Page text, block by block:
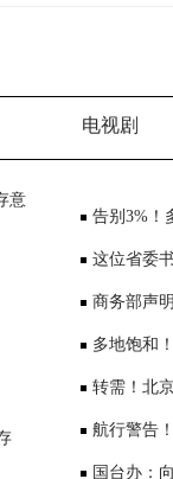
电视剧
告别3%！
将少3000元
这位省委
部、10位女
商务部声
大会”
多地饱和
序竞争仍是
转需！北
公布
航行警告
国台办：